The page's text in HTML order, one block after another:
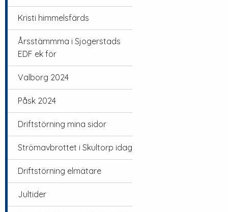
Kristi himmelsfärds
Årsstämmma i Sjogerstads
EDF ek för
Valborg 2024
Påsk 2024
Driftstörning mina sidor
Strömavbrottet i Skultorp idag
Driftstörning elmätare
Jultider